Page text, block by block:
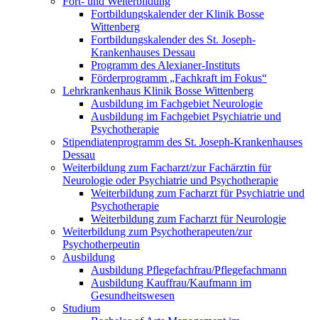
Fortbildungskalender der Klinik Bosse
Wittenberg
Fortbildungskalender des St. Joseph-
Krankenhauses Dessau
Programm des Alexianer-Instituts
Förderprogramm „Fachkraft im Fokus“
Lehrkrankenhaus Klinik Bosse Wittenberg
Ausbildung im Fachgebiet Neurologie
Ausbildung im Fachgebiet Psychiatrie und
Psychotherapie
Stipendiatenprogramm des St. Joseph-Krankenhauses
Dessau
Weiterbildung zum Facharzt/zur Fachärztin für
Neurologie oder Psychiatrie und Psychotherapie
Weiterbildung zum Facharzt für Psychiatrie und
Psychotherapie
Weiterbildung zum Facharzt für Neurologie
Weiterbildung zum Psychotherapeuten/zur
Psychotherpeutin
Ausbildung
Ausbildung Pflegefachfrau/Pflegefachmann
Ausbildung Kauffrau/Kaufmann im
Gesundheitswesen
Studium